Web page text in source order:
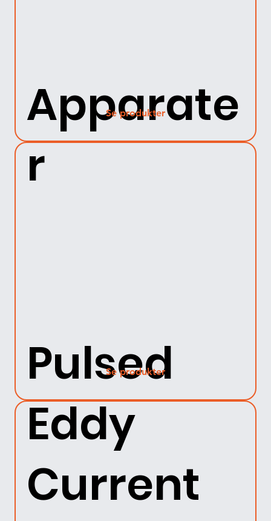
Apparate
r
Se produkter
Pulsed
Eddy
Current
Se produkter